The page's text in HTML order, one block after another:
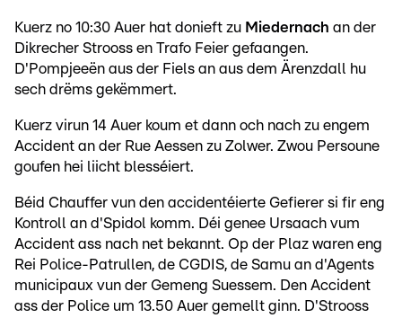
Kuerz no 10:30 Auer hat donieft zu Miedernach an der
Dikrecher Strooss en Trafo Feier gefaangen.
D'Pompjeeën aus der Fiels an aus dem Ärenzdall hu
sech drëms gekëmmert.
Kuerz virun 14 Auer koum et dann och nach zu engem
Accident an der Rue Aessen zu Zolwer. Zwou Persoune
goufen hei liicht blesséiert.
Béid Chauffer vun den accidentéierte Gefierer si fir eng
Kontroll an d'Spidol komm. Déi genee Ursaach vum
Accident ass nach net bekannt. Op der Plaz waren eng
Rei Police-Patrullen, de CGDIS, de Samu an d'Agents
municipaux vun der Gemeng Suessem. Den Accident
ass der Police um 13.50 Auer gemellt ginn. D'Strooss